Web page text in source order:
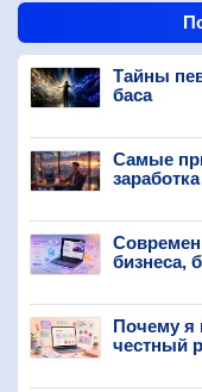
Тайны
баса
Самые
бизнеса,
Почему я
честный